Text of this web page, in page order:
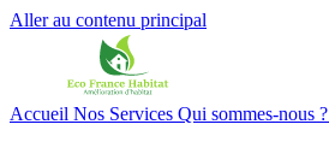
Aller au contenu principal
Accueil Nos Services Qui sommes-nous ?